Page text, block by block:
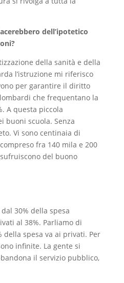
dell’ipotetico
della sanità e della
l’istruzione mi riferisco
per garantire il diritto
che frequentano la
A questa piccola
buoni scuola. Senza
Vi sono centinaia di
fra 140 mila e 200
del buono
30% della spesa
al 38%. Parliamo di
della spesa va ai privati. Per
infinite. La gente si
il servizio pubblico,